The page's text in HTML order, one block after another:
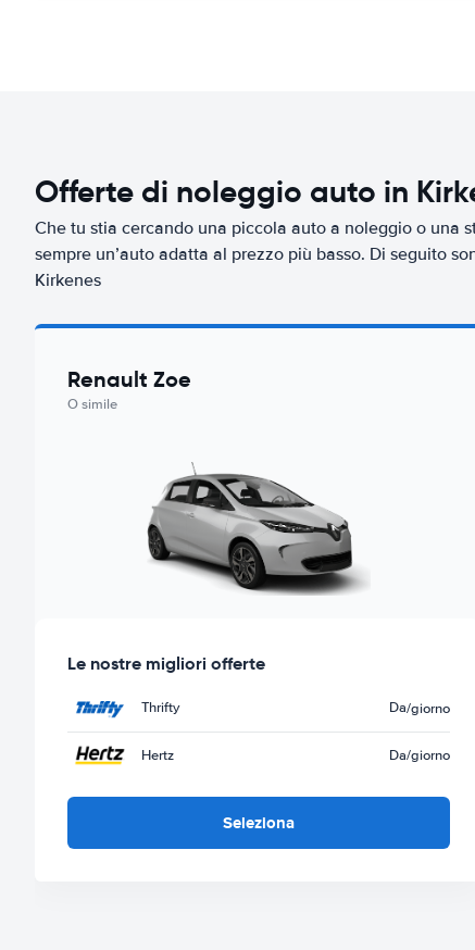
Offerte di noleggio auto in
Che tu stia cercando una piccola auto a noleggio o una
sempre un’auto adatta al prezzo più basso. Di seguito
Kirkenes
Renault Zoe
O simile
Le nostre migliori offerte
Thrifty Da/giorno
Hertz Da/giorno
Seleziona